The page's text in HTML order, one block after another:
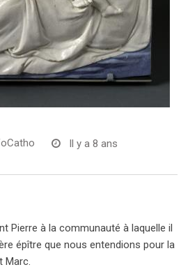
Il y a 8 ans
Pierre à la communauté à laquelle il
épître que nous entendions pour la
Marc.